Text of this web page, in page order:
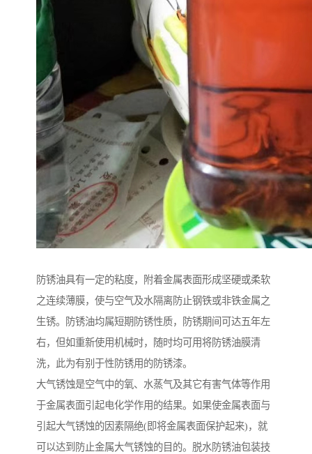
防锈油具有一定的粘度，附着金属表面形成坚硬或柔软
之连续薄膜，使与空气及水隔离防止钢铁或非铁金属之
生锈。防锈油均属短期防锈性质，防锈期间可达五年左
右，但如重新使用机械时，随时均可用将防锈油膜清
洗，此为有别于性防锈用的防锈漆。
大气锈蚀是空气中的氧、水蒸气及其它有害气体等作用
于金属表面引起电化学作用的结果。如果使金属表面与
引起大气锈蚀的因素隔绝(即将金属表面保护起来)，就
可以达到防止金属大气锈蚀的目的。脱水防锈油包装技